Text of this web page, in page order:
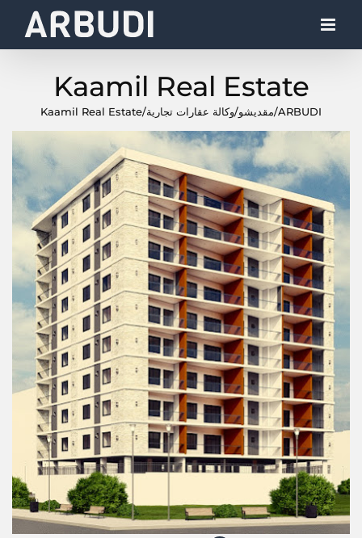
Kaamil Real Estate
ARBUDI
/مقديشو/وكالة عقارات تجارية/
Kaamil Real Estate